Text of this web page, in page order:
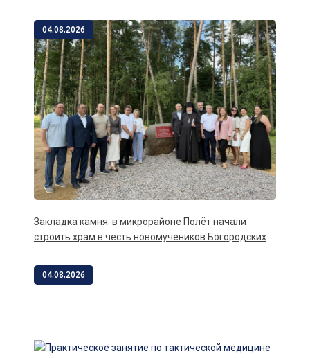
04.08.2026
Закладка камня: в микрорайоне Полёт начали
строить храм в честь новомучеников Богородских
04.08.2026